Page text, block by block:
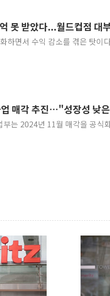
못 받았다...월드컵점 대
하면서 수익 감소를 겪은 탓이
매각 추진…"성장성 낮
는 2024년 11월 매각을 공식